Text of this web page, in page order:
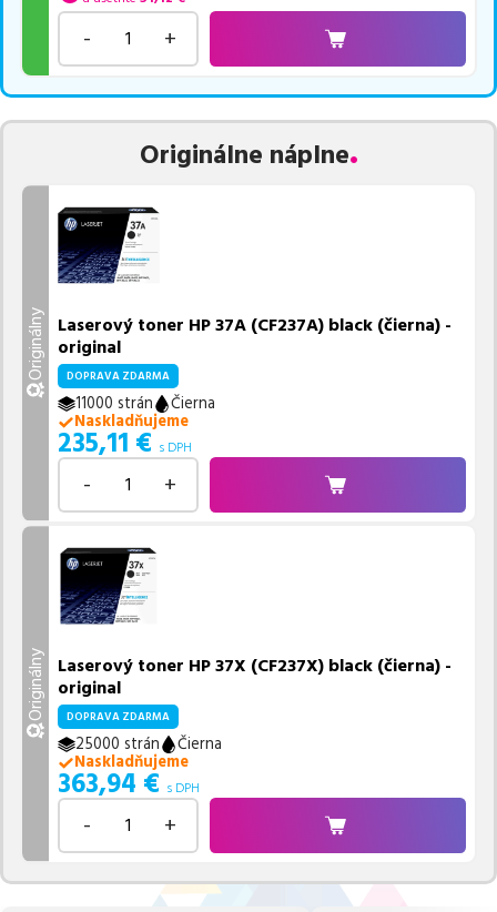
- +
Originálne náplne
Originálny Laserový toner HP 37A (CF237A) black (čierna) -
original
DOPRAVA ZDARMA
11000 strán
Čierna
Naskladňujeme
235,11 € s DPH
- +
Originálny Laserový toner HP 37X (CF237X) black (čierna) -
original
DOPRAVA ZDARMA
25000 strán
Čierna
Naskladňujeme
363,94 € s DPH
- +